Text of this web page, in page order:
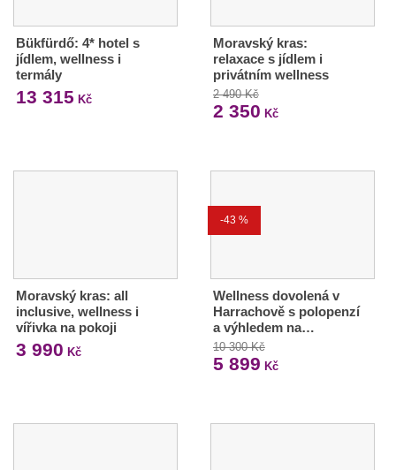
Bükfürdő: 4* hotel s
jídlem, wellness i
termály
13 315 Kč
Moravský kras:
relaxace s jídlem i
privátním wellness
2 490 Kč
2 350 Kč
Moravský kras: all
inclusive, wellness i
vířivka na pokoji
3 990 Kč
-43 %
Wellness dovolená v
Harrachově s polopenzí
a výhledem na…
10 300 Kč
5 899 Kč